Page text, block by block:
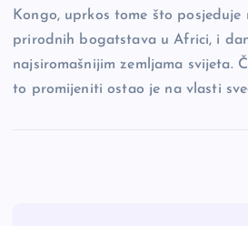
Kongo, uprkos tome što posjeduje
prirodnih bogatstava u Africi, i
najsiromašnijim zemljama svijeta.
to promijeniti ostao je na vlasti